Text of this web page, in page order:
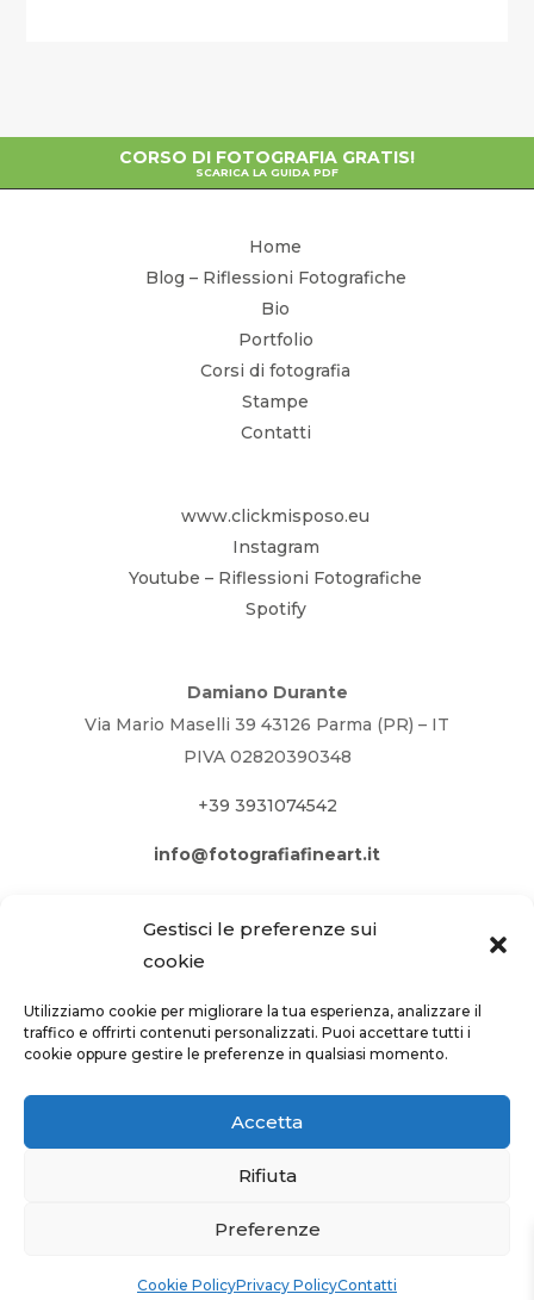
Gestisci le preferenze sui
cookie
Utilizziamo cookie per migliorare la tua esperienza, analizzare il
traffico e offrirti contenuti personalizzati. Puoi accettare tutti i
cookie oppure gestire le preferenze in qualsiasi momento.
Accetta
Rifiuta
Preferenze
Cookie PolicyPrivacy PolicyContatti
CORSO DI FOTOGRAFIA GRATIS!
SCARICA LA GUIDA PDF
Home
Blog – Riflessioni Fotografiche
Bio
Portfolio
Corsi di fotografia
Stampe
Contatti
www.clickmisposo.eu
Instagram
Youtube – Riflessioni Fotografiche
Spotify
Damiano Durante
Via Mario Maselli 39 43126 Parma (PR) – IT
PIVA 02820390348
+39 3931074542
info@fotografiafineart.it
PRIVACY POLICY–COOKIE POLICY